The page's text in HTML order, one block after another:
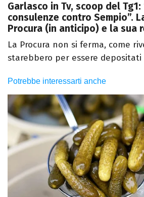
Garlasco in Tv, scoop del
consulenze contro Sempio”.
Procura (in anticipo) e la sua
La Procura non si ferma, come
starebbero per essere depositati